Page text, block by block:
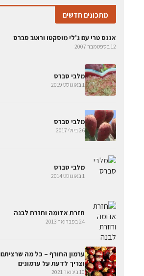
מתכונים חדשים
אננס טרי עם ג'לי מוסקטו ורוטב סברס
12 בספטמבר 2007
מלבי סברס
1 באוגוסט 2019
מלבי סברס
26 ביולי 2017
מלבי סברס
1 באוגוסט 2014
חזרת אדומה וחזרת לבנה
24 בפברואר 2013
ערמון החורף – כל מה שרציתם
וצריך לדעת על ערמונים
10 בינואר 2021